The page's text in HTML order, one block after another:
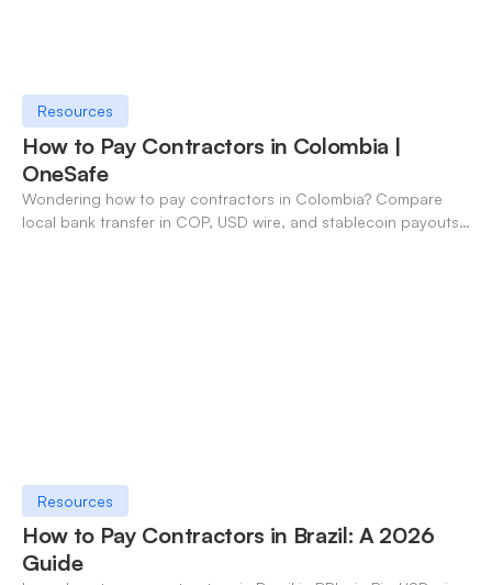
Resources
How to Pay Contractors in Colombia |
OneSafe
Wondering how to pay contractors in Colombia? Compare
local bank transfer in COP, USD wire, and stablecoin payouts.
Resources
How to Pay Contractors in Brazil: A 2026
Guide